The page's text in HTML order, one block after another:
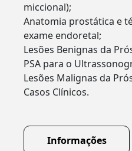
miccional);
Anatomia prostática e
exame endoretal;
Lesões Benignas da
PSA para o
Lesões Malignas da
Casos Clínicos.
Informações